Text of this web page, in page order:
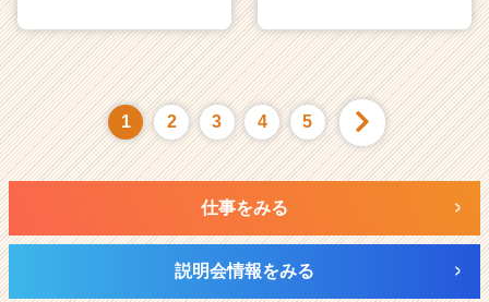
1 2 3 4 5
仕事をみる
説明会情報をみる